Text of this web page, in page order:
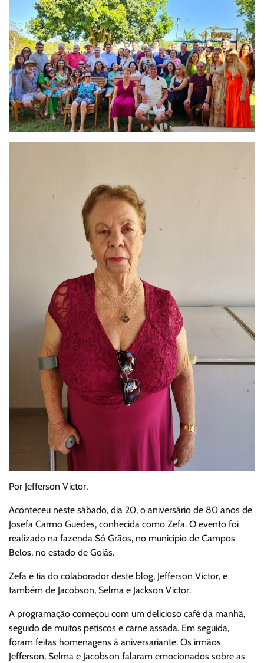
Por Jefferson Victor,
Aconteceu neste sábado, dia 20, o aniversário de 80 anos de
Josefa Carmo Guedes, conhecida como Zefa. O evento foi
realizado na fazenda Só Grãos, no município de Campos
Belos, no estado de Goiás.
Zefa é tia do colaborador deste blog, Jefferson Victor, e
também de Jacobson, Selma e Jackson Victor.
A programação começou com um delicioso café da manhã,
seguido de muitos petiscos e carne assada. Em seguida,
foram feitas homenagens à aniversariante. Os irmãos
Jefferson, Selma e Jacobson falaram emocionados sobre as